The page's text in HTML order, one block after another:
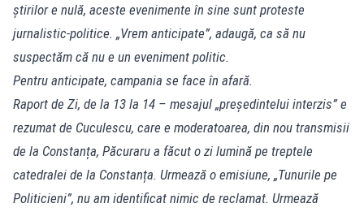
știrilor e nulă, aceste evenimente în sine sunt proteste
jurnalistic-politice. „Vrem anticipate”, adaugă, ca să nu
suspectăm că nu e un eveniment politic.
Pentru anticipate, campania se face în afară.
Raport de Zi, de la 13 la 14 – mesajul „președintelui interzis” e
rezumat de Cuculescu, care e moderatoarea, din nou transmisii
de la Constanța, Păcuraru a făcut o zi lumină pe treptele
catedralei de la Constanța. Urmează o emisiune, „Tunurile pe
Politicieni”, nu am identificat nimic de reclamat. Urmează